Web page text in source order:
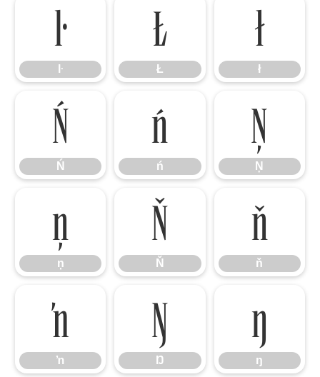
ŀ
ŀ
Ł
Ł
ł
ł
Ń
Ń
ń
ń
Ņ
Ņ
ņ
ņ
Ň
Ň
ň
ň
ŉ
ŉ
Ŋ
Ŋ
ŋ
ŋ